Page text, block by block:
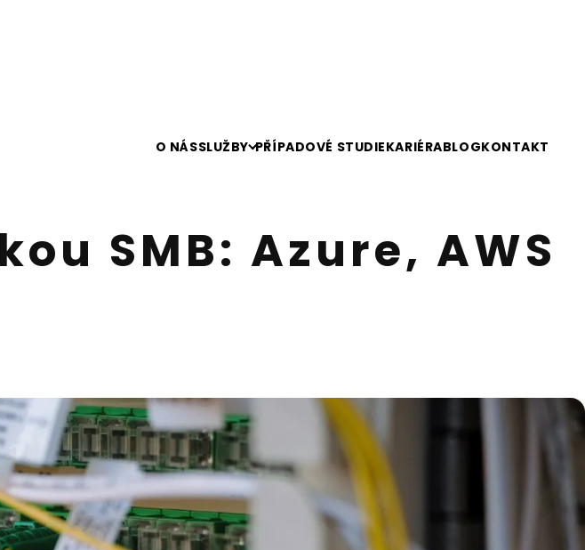
O NÁSSLUŽBY PŘÍPADOVÉ STUDIEKARIÉRABLOGKONTAKT
SMB: Azure, AWS